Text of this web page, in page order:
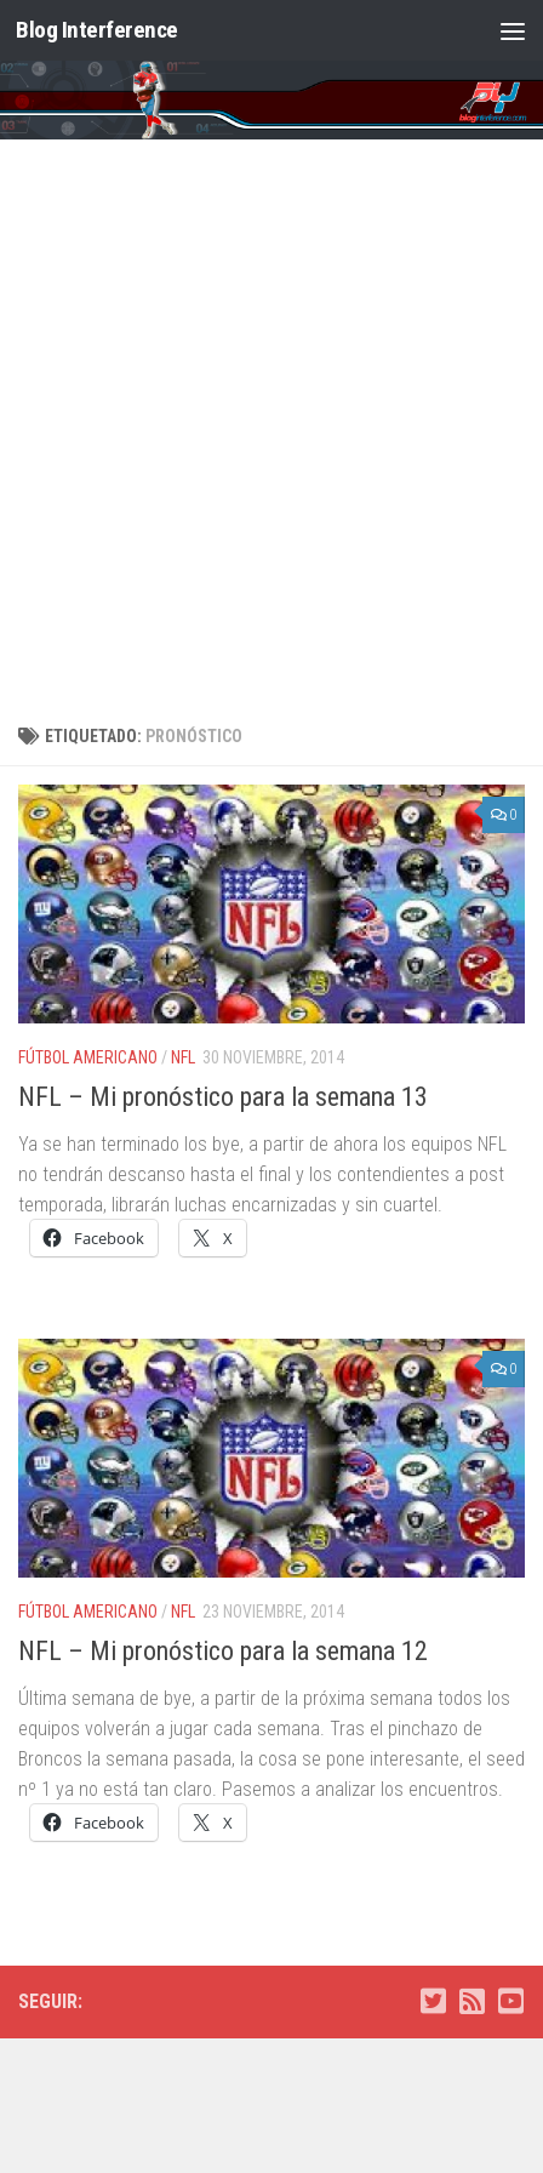
Saltar al contenido
Blog Interference
ETIQUETADO: PRONÓSTICO
0
FÚTBOL AMERICANO / NFL 30 NOVIEMBRE, 2014
NFL – Mi pronóstico para la semana 13
Ya se han terminado los bye, a partir de ahora los equipos NFL
no tendrán descanso hasta el final y los contendientes a post
temporada, librarán luchas encarnizadas y sin cuartel.
Facebook X
0
FÚTBOL AMERICANO / NFL 23 NOVIEMBRE, 2014
NFL – Mi pronóstico para la semana 12
Última semana de bye, a partir de la próxima semana todos los
equipos volverán a jugar cada semana. Tras el pinchazo de
Broncos la semana pasada, la cosa se pone interesante, el seed
nº 1 ya no está tan claro. Pasemos a analizar los encuentros.
Facebook X
SEGUIR: